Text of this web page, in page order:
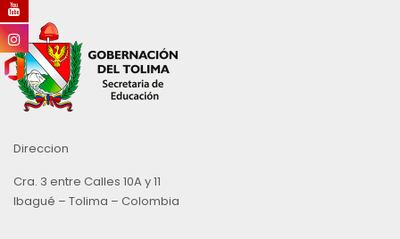
Direccion
Cra. 3 entre Calles 10A y 11
Ibagué – Tolima – Colombia